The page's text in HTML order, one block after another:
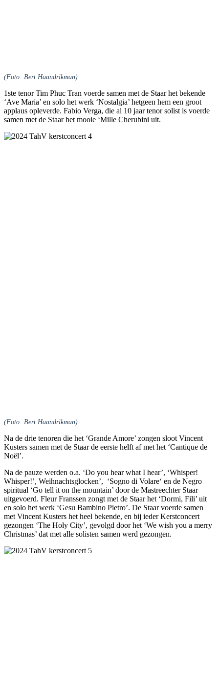
(Foto: Bert Haandrikman)
1ste tenor Tim Phuc Tran voerde samen met de Staar het bekende
‘Ave Maria’ en solo het werk ‘Nostalgia’ hetgeen hem een groot
applaus opleverde. Fabio Verga, die al 10 jaar tenor solist is voerde
samen met de Staar het mooie ‘Mille Cherubini uit.
(Foto: Bert Haandrikman)
Na de drie tenoren die het ‘Grande Amore’ zongen sloot Vincent
Kusters samen met de Staar de eerste helft af met het ‘Cantique de
Noël’.
Na de pauze werden o.a. ‘Do you hear what I hear’, ‘Whisper!
Whisper!’, Weihnachtsglocken’, ‘Sogno di Volare‘ en de Negro
spiritual ‘Go tell it on the mountain’ door de Mastreechter Staar
uitgevoerd. Fleur Franssen zongt met de Staar het ‘Dormi, Fili’ uit
en solo het werk ‘Gesu Bambino Pietro’. De Staar voerde samen
met Vincent Kusters het heel bekende, en bij ieder Kerstconcert
gezongen ‘The Holy City’, gevolgd door het ‘We wish you a merry
Christmas’ dat met alle solisten samen werd gezongen.